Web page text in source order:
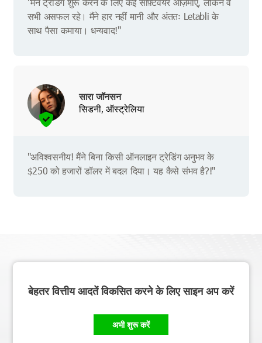
सभी असफल रहे। मैंने हार नहीं मानी और अंततः Letabli के
साथ पैसा कमाया। धन्यवाद!"
सारा जॉनसन
सिडनी, ऑस्ट्रेलिया
"अविश्वसनीय! मैंने बिना किसी ऑनलाइन ट्रेडिंग अनुभव के
$250 को हजारों डॉलर में बदल दिया। यह कैसे संभव है?!"
बेहतर वित्तीय आदतें विकसित करने के लिए साइन अप करें
अभी शुरू करें